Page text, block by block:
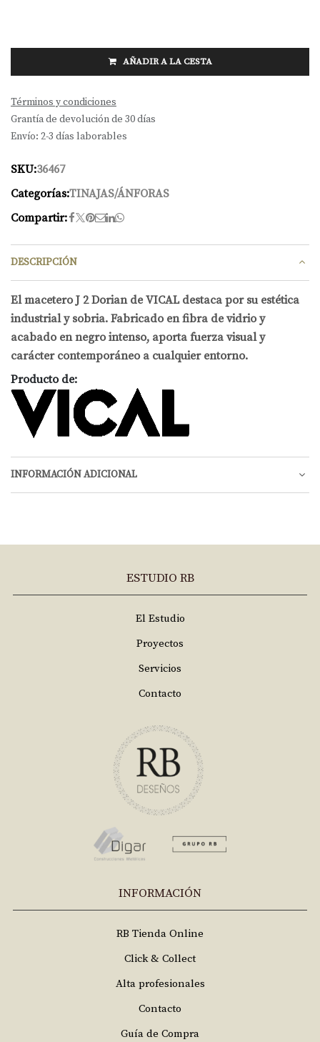
AÑADIR A LA CESTA
Términos y condiciones
Grantía de devolución de 30 días
Envío: 2-3 días laborables
SKU:36467
Categorías:TINAJAS/ÁNFORAS
Compartir:
DESCRIPCIÓN
El macetero J 2 Dorian de VICAL destaca por su estética
industrial y sobria. Fabricado en fibra de vidrio y
acabado en negro intenso, aporta fuerza visual y
carácter contemporáneo a cualquier entorno.
Producto de:
INFORMACIÓN ADICIONAL
ESTUDIO RB
El Estudio
Proyectos
Servicios
Contacto
INFORMACIÓN
RB Tienda Online
Click & Collect
Alta profesionales
Contacto
Guía de Compra